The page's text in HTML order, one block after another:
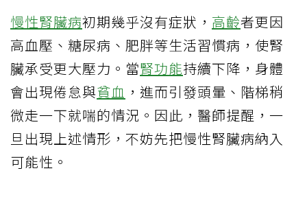
慢性腎臟病初期幾乎沒有症狀， 高齡者更因
高血壓、糖尿病、肥胖等生活習慣病，使腎
臟承受更大壓力。當腎功能持續下降，身體
會出現倦怠與貧血 ，進而引發頭暈、階梯稍
微走一下就喘的情況。因此，醫師提醒，一
旦出現上述情形，不妨先把慢性腎臟病納入
可能性。